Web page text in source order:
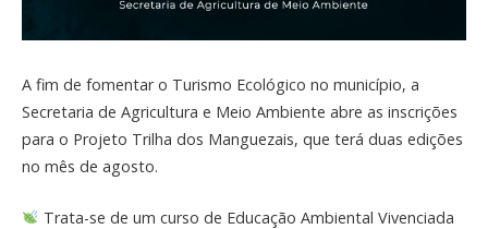
A fim de fomentar o Turismo Ecológico no município, a
Secretaria de Agricultura e Meio Ambiente abre as inscrições
para o Projeto Trilha dos Manguezais, que terá duas edições
no mês de agosto.
Trata-se de um curso de Educação Ambiental Vivenciada